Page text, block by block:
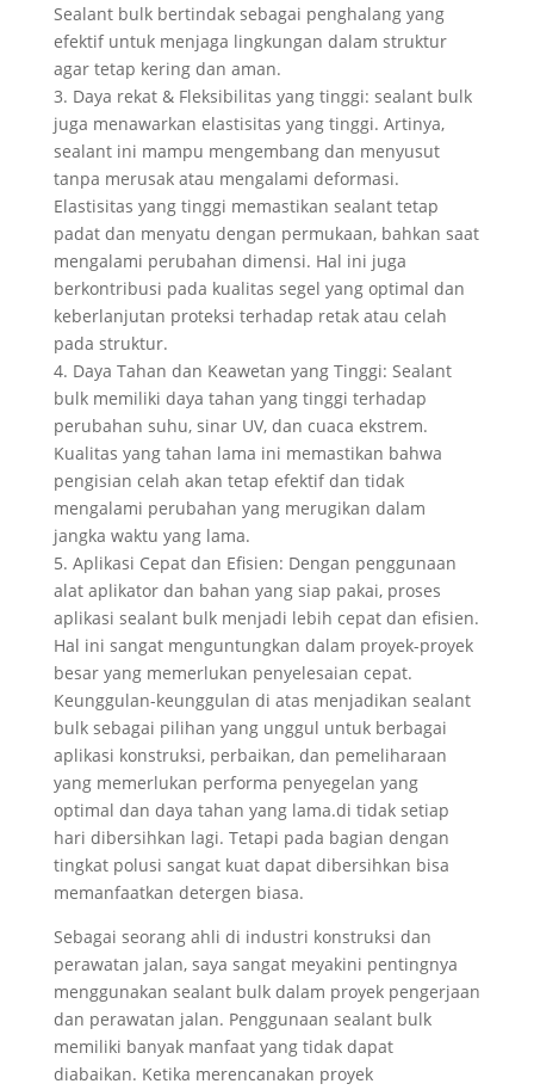
Sealant bulk bertindak sebagai penghalang yang
efektif untuk menjaga lingkungan dalam struktur
agar tetap kering dan aman.
3. Daya rekat & Fleksibilitas yang tinggi: sealant bulk
juga menawarkan elastisitas yang tinggi. Artinya,
sealant ini mampu mengembang dan menyusut
tanpa merusak atau mengalami deformasi.
Elastisitas yang tinggi memastikan sealant tetap
padat dan menyatu dengan permukaan, bahkan saat
mengalami perubahan dimensi. Hal ini juga
berkontribusi pada kualitas segel yang optimal dan
keberlanjutan proteksi terhadap retak atau celah
pada struktur.
4. Daya Tahan dan Keawetan yang Tinggi: Sealant
bulk memiliki daya tahan yang tinggi terhadap
perubahan suhu, sinar UV, dan cuaca ekstrem.
Kualitas yang tahan lama ini memastikan bahwa
pengisian celah akan tetap efektif dan tidak
mengalami perubahan yang merugikan dalam
jangka waktu yang lama.
5. Aplikasi Cepat dan Efisien: Dengan penggunaan
alat aplikator dan bahan yang siap pakai, proses
aplikasi sealant bulk menjadi lebih cepat dan efisien.
Hal ini sangat menguntungkan dalam proyek-proyek
besar yang memerlukan penyelesaian cepat.
Keunggulan-keunggulan di atas menjadikan sealant
bulk sebagai pilihan yang unggul untuk berbagai
aplikasi konstruksi, perbaikan, dan pemeliharaan
yang memerlukan performa penyegelan yang
optimal dan daya tahan yang lama.di tidak setiap
hari dibersihkan lagi. Tetapi pada bagian dengan
tingkat polusi sangat kuat dapat dibersihkan bisa
memanfaatkan detergen biasa.
Sebagai seorang ahli di industri konstruksi dan
perawatan jalan, saya sangat meyakini pentingnya
menggunakan sealant bulk dalam proyek pengerjaan
dan perawatan jalan. Penggunaan sealant bulk
memiliki banyak manfaat yang tidak dapat
diabaikan. Ketika merencanakan proyek